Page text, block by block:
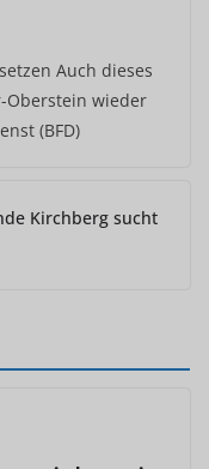
Auch dieses
Oberstein wieder
(BFD)
Kirchberg sucht